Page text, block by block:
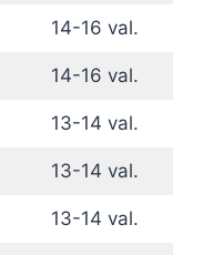
14-16 val.
14-16 val.
13-14 val.
13-14 val.
13-14 val.